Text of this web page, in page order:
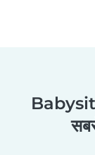
Babysits